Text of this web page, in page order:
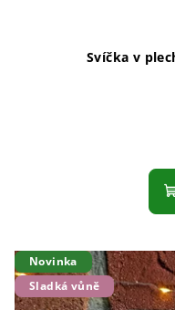
Svíčka v
Novinka
Sladká vůně